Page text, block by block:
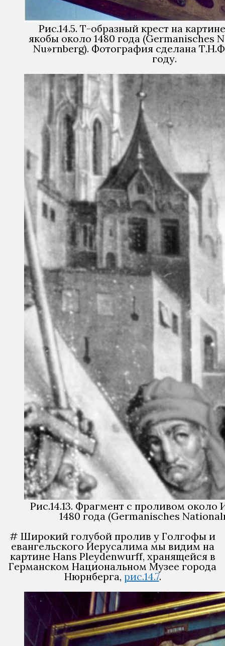
Рис.14.5. Т-образный крест на
якобы около 1480 года (Germanisches
Nu»rnberg). Фотография сделана
году.
Рис.14.13. Фрагмент с проливом около
1480 года (Germanisches
# Широкий голубой пролив у Голгофы и
евангельского Иерусалима мы видим на
картине Hans Pleydenwurff, хранящейся в
Германском Национальном Музее города
Нюрнберга, рис.14.7.